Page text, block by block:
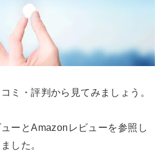
ミ・評判から見てみましょう。
ーとAmazonレビューを参照し
した。